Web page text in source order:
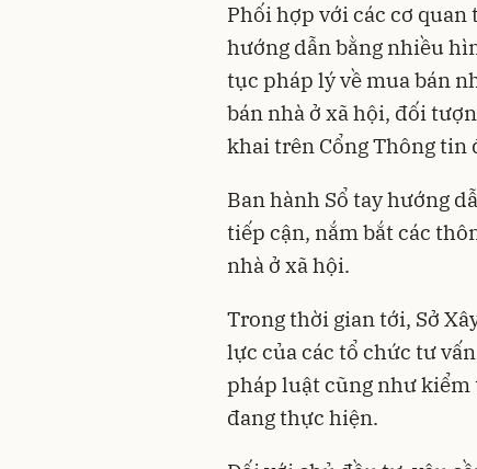
Phối hợp với các cơ
hướng dẫn bằng nhiều
tục pháp lý về mua bán
bán nhà ở xã hội, đối
khai trên Cổng Thông tin
Ban hành Sổ tay hướng
tiếp cận, nắm bắt các
nhà ở xã hội.
Trong thời gian tới, Sở
lực của các tổ chức tư
pháp luật cũng như
đang thực hiện.